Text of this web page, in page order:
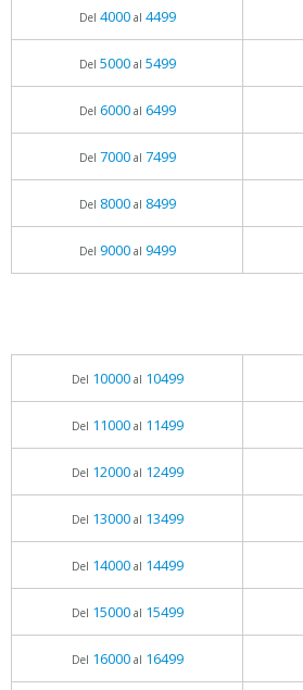
Del 4000al 4499
Del 5000al 5499
Del 6000al 6499
Del 7000al 7499
Del 8000al 8499
Del 9000al 9499
Del 10000al 10499
Del 11000al 11499
Del 12000al 12499
Del 13000al 13499
Del 14000al 14499
Del 15000al 15499
Del 16000al 16499